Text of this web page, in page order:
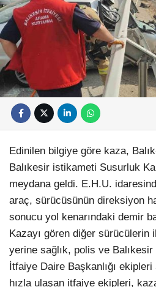
Edinilen bilgiye göre kaza,
Balıkesir istikameti Susurluk
meydana geldi. E.H.U.
araç, sürücüsünün direksiyon
sonucu yol kenarındaki demir
Kazayı gören diğer sürücülerin
yerine sağlık, polis ve
İtfaiye Daire Başkanlığı
hızla ulaşan itfaiye ekipleri,